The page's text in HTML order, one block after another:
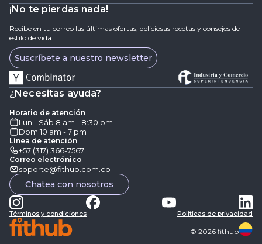
¡No te pierdas nada!
Recibe en tu correo las últimas ofertas, deliciosas recetas y consejos de
estilo de vida.
Suscríbete a nuestro newsletter
¿Necesitas ayuda?
Horario de atención
Lun - Sáb 8 am - 8:30 pm
Dom 10 am - 7 pm
Línea de atención
+57 (317) 366-7567
Correo electrónico
soporte@fithub.com.co
Chatea con nosotros
Términos y condiciones Politicas de privacidad
© 2026 fithub